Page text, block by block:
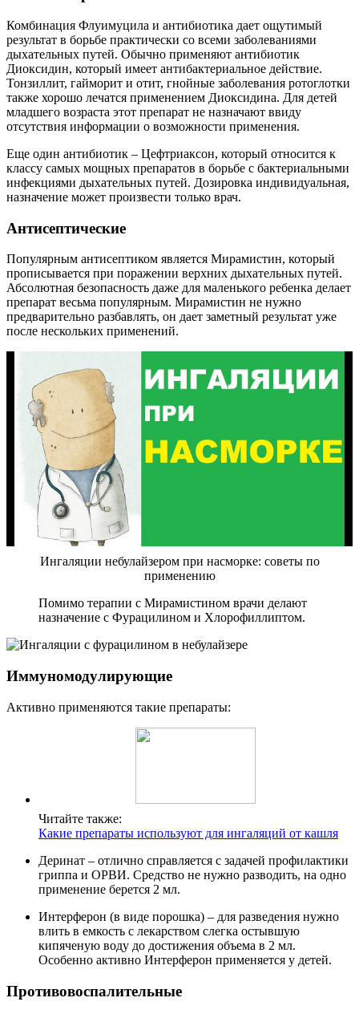
Комбинация Флуимуцила и антибиотика дает ощутимый
результат в борьбе практически со всеми заболеваниями
дыхательных путей. Обычно применяют антибиотик
Диоксидин, который имеет антибактериальное действие.
Тонзиллит, гайморит и отит, гнойные заболевания ротоглотки
также хорошо лечатся применением Диоксидина. Для детей
младшего возраста этот препарат не назначают ввиду
отсутствия информации о возможности применения.
Еще один антибиотик – Цефтриаксон, который относится к
классу самых мощных препаратов в борьбе с бактериальными
инфекциями дыхательных путей. Дозировка индивидуальная,
назначение может произвести только врач.
Антисептические
Популярным антисептиком является Мирамистин, который
прописывается при поражении верхних дыхательных путей.
Абсолютная безопасность даже для маленького ребенка делает
препарат весьма популярным. Мирамистин не нужно
предварительно разбавлять, он дает заметный результат уже
после нескольких применений.
Ингаляции небулайзером при насморке: советы по
применению
Помимо терапии с Мирамистином врачи делают
назначение с Фурацилином и Хлорофиллиптом.
Иммуномодулирующие
Активно применяются такие препараты:
Читайте также:
Какие препараты используют для ингаляций от кашля
Деринат – отлично справляется с задачей профилактики
гриппа и ОРВИ. Средство не нужно разводить, на одно
применение берется 2 мл.
Интерферон (в виде порошка) – для разведения нужно
влить в емкость с лекарством слегка остывшую
кипяченую воду до достижения объема в 2 мл.
Особенно активно Интерферон применяется у детей.
Противовоспалительные